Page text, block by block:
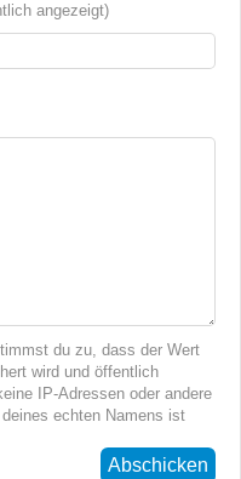
angezeigt)
du zu, dass der Wert
wird und öffentlich
IP-Adressen oder andere
echten Namens ist
Abschicken